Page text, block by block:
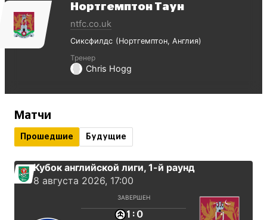
Нортгемптон Таун
ntfc.co.uk
Сиксфилдс Нортгемптон Англия
Тренер
Chris Hogg
Матчи
Прошедшие Будущие
Кубок английской лиги, 1-й раунд
8 августа 2026, 17:00
ЗАВЕРШЕН
1 : 0